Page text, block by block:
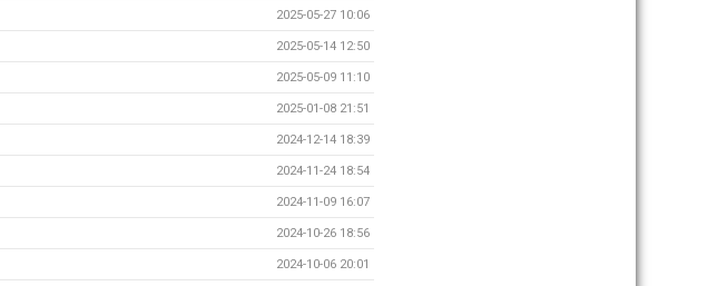
2025-05-27 10:06
2025-05-14 12:50
2025-05-09 11:10
2025-01-08 21:51
2024-12-14 18:39
2024-11-24 18:54
2024-11-09 16:07
2024-10-26 18:56
2024-10-06 20:01